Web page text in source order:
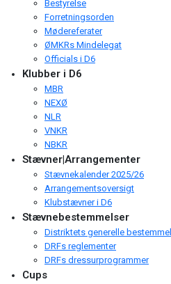
Bestyrelse
Forretningsorden
Mødereferater
ØMKRs Mindelegat
Officials i D6
Klubber i D6
MBR
NEXØ
NLR
VNKR
NBKR
Stævner|Arrangementer
Stævnekalender 2025/26
Arrangementsoversigt
Klubstævner i D6
Stævnebestemmelser
Distriktets generelle
DRFs reglementer
DRFs dressurprogrammer
Cups